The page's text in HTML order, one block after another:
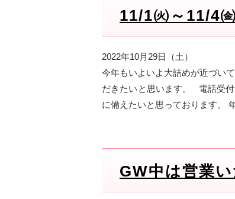
11/1㈫～11/4
2022年10月29日（土）
今年もいよいよ大詰めが近づい
だきたいと思います。 電話受
に備えたいと思っております。
GW中は営業